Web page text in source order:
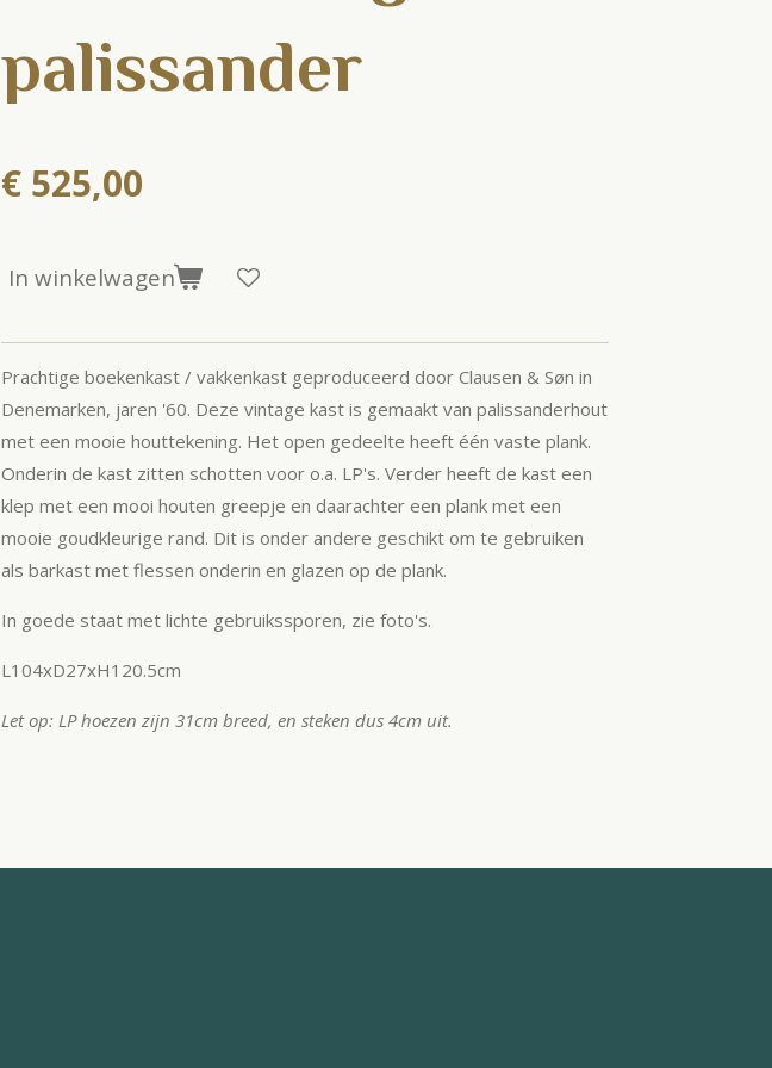
palissander
€ 525,00
In winkelwagen
Prachtige boekenkast / vakkenkast geproduceerd door Clausen & Søn in
Denemarken, jaren '60. Deze vintage kast is gemaakt van palissanderhout
met een mooie houttekening. Het open gedeelte heeft één vaste plank.
Onderin de kast zitten schotten voor o.a. LP's. Verder heeft de kast een
klep met een mooi houten greepje en daarachter een plank met een
mooie goudkleurige rand. Dit is onder andere geschikt om te gebruiken
als barkast met flessen onderin en glazen op de plank.
In goede staat met lichte gebruikssporen, zie foto's.
L104xD27xH120.5cm
Let op: LP hoezen zijn 31cm breed, en steken dus 4cm uit.